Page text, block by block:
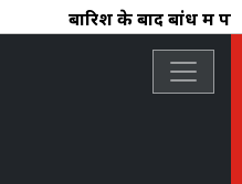
बारिश के बाद बांध में